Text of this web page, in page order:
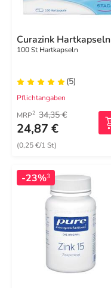
Curazink Hartkapseln
100 St Hartkapseln
(5)
Pflichtangaben
MRP2 34,35 €
24,87 €
(0,25 €/1 St)
-23%3